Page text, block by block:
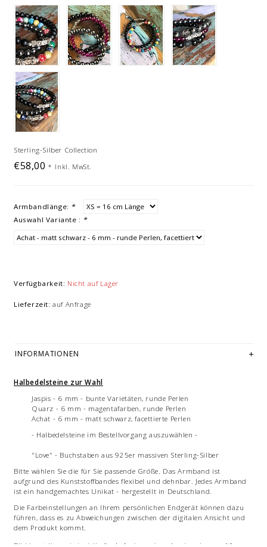
Sterling-Silber Collection
€58,00* Inkl. MwSt.
Armbandlänge: *
Auswahl Variante : *
Verfügbarkeit: Nicht auf Lager
Lieferzeit: auf Anfrage
INFORMATIONEN
Halbedelsteine zur Wahl
Jaspis - 6 mm - bunte Varietäten, runde Perlen
Quarz - 6 mm - magentafarben, runde Perlen
Achat - 6 mm - matt schwarz, facettierte Perlen
- Halbedelsteine im Bestellvorgang auszuwählen -
"Love" - Buchstaben aus 925er massiven Sterling-Silber
Bitte wählen Sie die für Sie passende Größe. Das Armband ist
aufgrund des Kunststoffbandes flexibel und dehnbar. Jedes Armband
ist ein handgemachtes Unikat - hergestellt in Deutschland.
Die Farbeinstellungen an Ihrem persönlichen Endgerät können dazu
führen, dass es zu Abweichungen zwischen der digitalen Ansicht und
dem Produkt kommt.